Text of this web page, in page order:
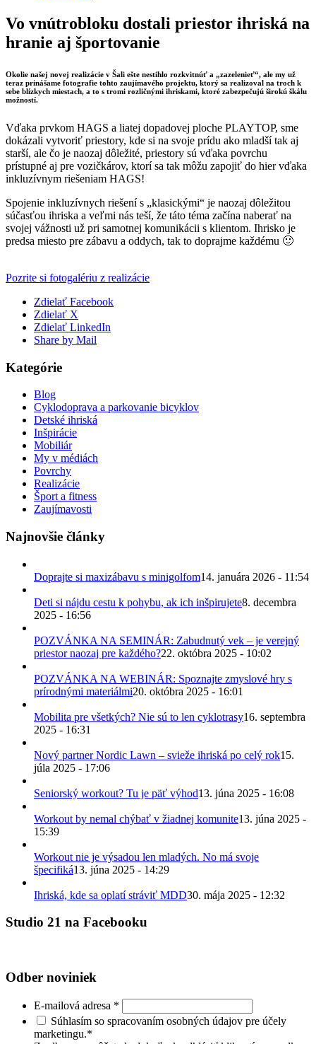
Vo vnútrobloku dostali priestor ihriská na
hranie aj športovanie
Okolie našej novej realizácie v Šali ešte nestihlo rozkvitnúť a „zazelenieť“, ale my už
teraz prinášame fotografie tohto zaujímavého projektu, ktorý sa realizoval na troch k
sebe blízkych miestach, a to s tromi rozličnými ihriskami, ktoré zabezpečujú širokú škálu
možností.
Vďaka prvkom HAGS a liatej dopadovej ploche PLAYTOP, sme
dokázali vytvoriť priestory, kde si na svoje prídu ako mladší tak aj
starší, ale čo je naozaj dôležité, priestory sú vďaka povrchu
prístupné aj pre vozičkárov, ktorí sa tak môžu zapojiť do hier vďaka
inkluzívnym riešeniam HAGS!
Spojenie inkluzívnych riešení s „klasickými“ je naozaj dôležitou
súčasťou ihriska a veľmi nás teší, že táto téma začína naberať na
svojej vážnosti už pri samotnej komunikácii s klientom. Ihrisko je
predsa miesto pre zábavu a oddych, tak to doprajme každému 🙂
Pozrite si fotogalériu z realizácie
Zdielať Facebook
Zdielať X
Zdielať LinkedIn
Share by Mail
Kategórie
Blog
Cyklodoprava a parkovanie bicyklov
Detské ihriská
Inšpirácie
Mobiliár
My v médiách
Povrchy
Realizácie
Šport a fitness
Zaujímavosti
Najnovšie články
Doprajte si maxizábavu s minigolfom14. januára 2026 - 11:54
Deti si nájdu cestu k pohybu, ak ich inšpirujete8. decembra
2025 - 16:56
POZVÁNKA NA SEMINÁR: Zabudnutý vek – je verejný
priestor naozaj pre každého?22. októbra 2025 - 10:02
POZVÁNKA NA WEBINÁR: Spoznajte zmyslové hry s
prírodnými materiálmi20. októbra 2025 - 16:01
Mobilita pre všetkých? Nie sú to len cyklotrasy16. septembra
2025 - 16:31
Nový partner Nordic Lawn – svieže ihriská po celý rok15.
júla 2025 - 17:06
Seniorský workout? Tu je päť výhod13. júna 2025 - 16:08
Workout by nemal chýbať v žiadnej komunite13. júna 2025 -
15:39
Workout nie je výsadou len mladých. No má svoje
špecifiká13. júna 2025 - 14:29
Ihriská, kde sa oplatí stráviť MDD30. mája 2025 - 12:32
Studio 21 na Facebooku
Odber noviniek
E-mailová adresa *
Súhlasím so spracovaním osobných údajov pre účely
marketingu.*